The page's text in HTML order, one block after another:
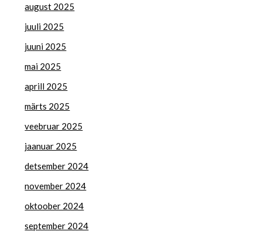
august 2025
juuli 2025
juuni 2025
mai 2025
aprill 2025
märts 2025
veebruar 2025
jaanuar 2025
detsember 2024
november 2024
oktoober 2024
september 2024